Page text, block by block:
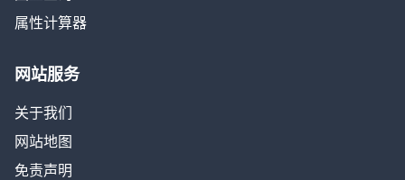
属性计算器
网站服务
关于我们
网站地图
免责声明